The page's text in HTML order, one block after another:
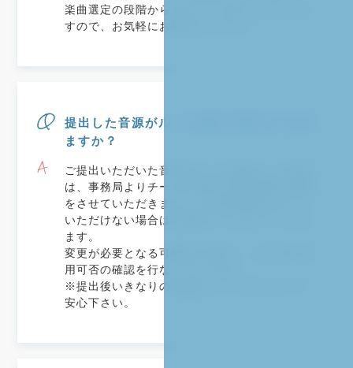
楽曲選定の段階からサポートさせていただきま
すので、お気軽にお問合せください。
提出した音源がルール違反の場合どうなり
ますか？
ご提出いただいた音源がルール違反だった場合
は、事務局よりチーム代表者に楽曲変更の依頼
をさせていただきます。その変更依頼を守って
いただけない場合は失格扱いとさせていただき
ます。
変更が必要となる可能性を考慮し、お早めに使
用可否の確認を行なってください。
※提出後いきなりの失格はございませんのでご
安心下さい。